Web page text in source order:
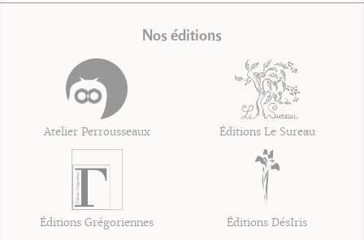
Nos éditions
Atelier Perrousseaux Éditions Le Sureau
Éditions Grégoriennes Éditions DésIris